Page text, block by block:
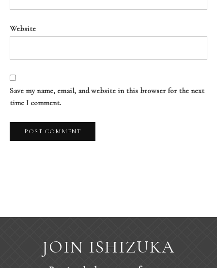
Website
Save my name, email, and website in this browser for the next
time I comment.
JOIN ISHIZUKA